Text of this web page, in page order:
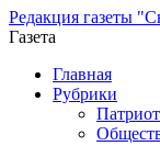
Редакция газеты
Газета
Промотать
содержимому
Главная
Рубрики